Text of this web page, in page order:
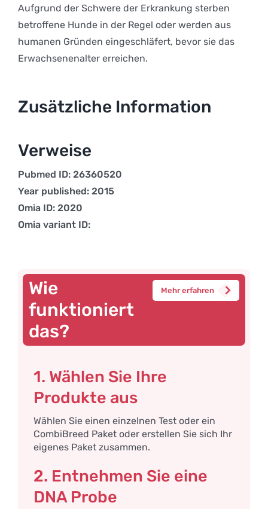
Aufgrund der Schwere der Erkrankung sterben
betroffene Hunde in der Regel oder werden aus
humanen Gründen eingeschläfert, bevor sie das
Erwachsenenalter erreichen.
Zusätzliche Information
Verweise
Pubmed ID: 26360520
Year published: 2015
Omia ID: 2020
Omia variant ID:
Wie
funktioniert
das?
Mehr erfahren
1. Wählen Sie Ihre
Produkte aus
Wählen Sie einen einzelnen Test oder ein
CombiBreed Paket oder erstellen Sie sich Ihr
eigenes Paket zusammen.
2. Entnehmen Sie eine
DNA Probe